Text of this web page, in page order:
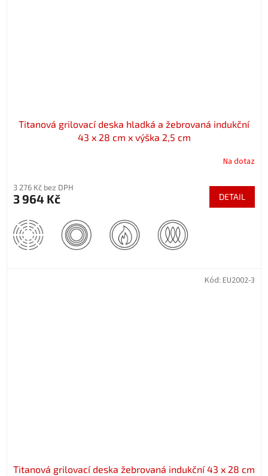
Titanová grilovací deska hladká a žebrovaná indukční
43 x 28 cm x výška 2,5 cm
Na dotaz
3 276 Kč bez DPH
3 964 Kč DETAIL
Titanová grilovací deska žebrovaná indukční 43 x 28 cm
Kód: EU2002-3